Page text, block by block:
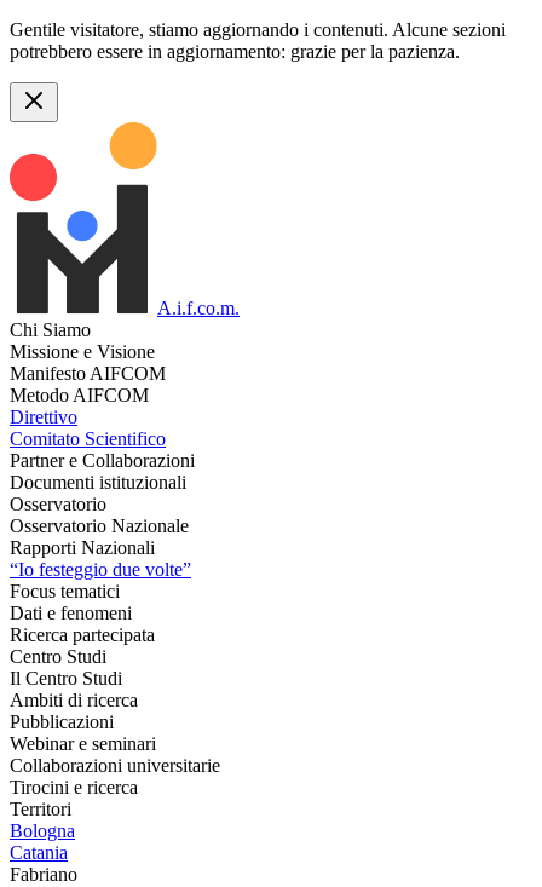
Gentile visitatore, stiamo aggiornando i contenuti. Alcune sezioni
potrebbero essere in aggiornamento: grazie per la pazienza.
A.i.f.co.m.
Chi Siamo
Missione e Visione
Manifesto AIFCOM
Metodo AIFCOM
Direttivo
Comitato Scientifico
Partner e Collaborazioni
Documenti istituzionali
Osservatorio
Osservatorio Nazionale
Rapporti Nazionali
“Io festeggio due volte”
Focus tematici
Dati e fenomeni
Ricerca partecipata
Centro Studi
Il Centro Studi
Ambiti di ricerca
Pubblicazioni
Webinar e seminari
Collaborazioni universitarie
Tirocini e ricerca
Territori
Bologna
Catania
Fabriano